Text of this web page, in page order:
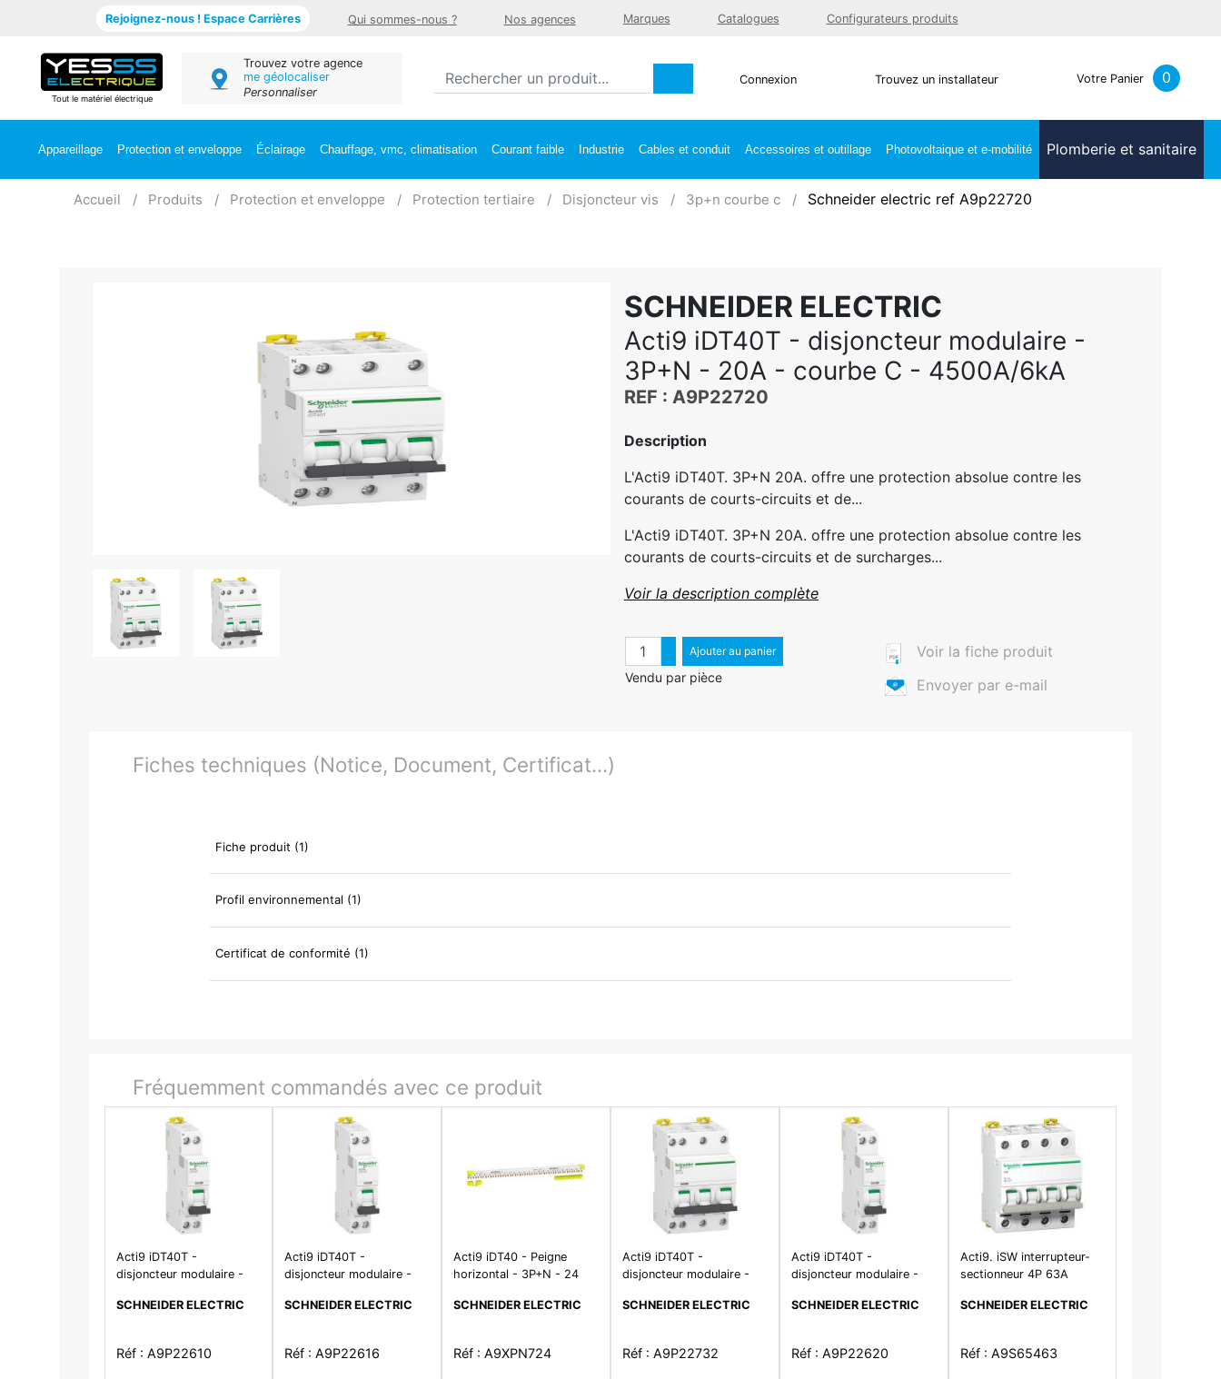
Rejoignez-nous ! Espace Carrières Qui sommes-nous ? Nos agences Marques Catalogues Configurateurs produits
Tout le matériel électrique
Trouvez votre agence
me géolocaliser
Personnaliser
Connexion Trouvez un installateur Votre Panier 0
Appareillage Protection et enveloppe Éclairage Chauffage, vmc, climatisation Courant faible Industrie Cables et conduit Accessoires et outillage Photovoltaique et e-mobilité Plomberie et sanitaire
Accueil Produits Protection et enveloppe Protection tertiaire Disjoncteur vis 3p+n courbe c Schneider electric ref A9p22720
SCHNEIDER ELECTRIC
Acti9 iDT40T - disjoncteur modulaire -
3P+N - 20A - courbe C - 4500A/6kA
REF : A9P22720
Description
L'Acti9 iDT40T. 3P+N 20A. offre une protection absolue contre les
courants de courts-circuits et de...
L'Acti9 iDT40T. 3P+N 20A. offre une protection absolue contre les
courants de courts-circuits et de surcharges...
Voir la description complète
QuantitéAugmenter quantité
Diminuer quantité
Ajouter au panier
Vendu par pièce
Voir la fiche produit
Envoyer par e-mail
Fiches techniques (Notice, Document, Certificat...)
Fiche produit (1)
Profil environnemental (1)
Certificat de conformité (1)
Fréquemment commandés avec ce produit
Acti9 iDT40T -
disjoncteur modulaire -
4500A/6kA
SCHNEIDER ELECTRIC
Réf : A9P22610
Acti9 iDT40T -
disjoncteur modulaire -
4500A/6kA
SCHNEIDER ELECTRIC
Réf : A9P22616
Acti9 iDT40 - Peigne
horizontal - 3P+N - 24
SCHNEIDER ELECTRIC
Réf : A9XPN724
Acti9 iDT40T -
disjoncteur modulaire -
4500A/6kA
SCHNEIDER ELECTRIC
Réf : A9P22732
Acti9 iDT40T -
disjoncteur modulaire -
4500A/6kA
SCHNEIDER ELECTRIC
Réf : A9P22620
Acti9. iSW interrupteur-
sectionneur 4P 63A
SCHNEIDER ELECTRIC
Réf : A9S65463